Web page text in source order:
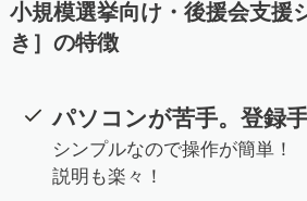
小規模選挙向け・後援会支援
き］の特徴
パソコンが苦手。登録
シンプルなので操作が簡単
説明も楽々！